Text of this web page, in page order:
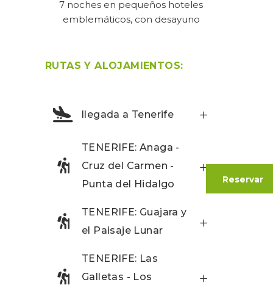
Reservar
7 noches en pequeños hoteles
emblemáticos, con desayuno
RUTAS Y ALOJAMIENTOS:
llegada a Tenerife
TENERIFE: Anaga -
Cruz del Carmen -
Punta del Hidalgo
TENERIFE: Guajara y
el Paisaje Lunar
TENERIFE: Las
Galletas - Los